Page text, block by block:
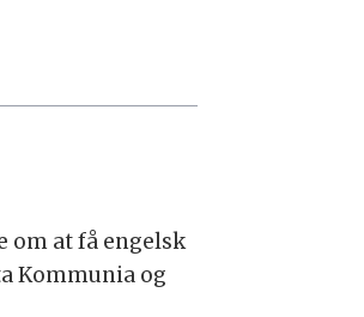
om at få engelsk
Kommunia og